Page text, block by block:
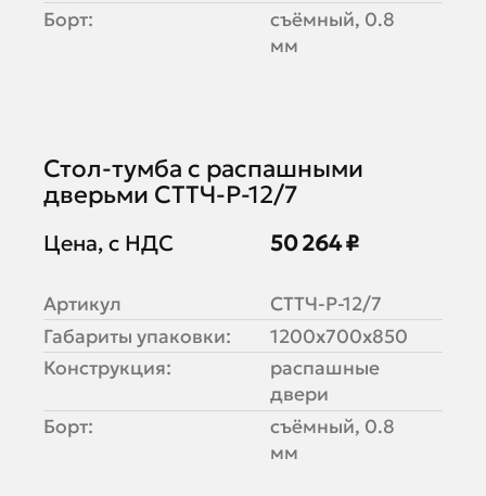
Борт:
съёмный, 0.8
мм
Стол-тумба с распашными
дверьми СТТЧ-Р-12/7
Цена, с НДС 50 264 ₽
Артикул
СТТЧ-Р-12/7
Габариты упаковки:
1200х700х850
Конструкция:
распашные
двери
Борт:
съёмный, 0.8
мм